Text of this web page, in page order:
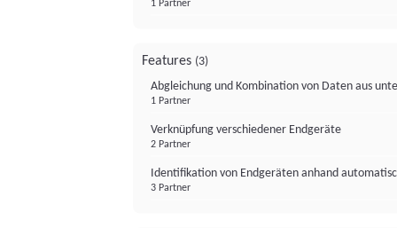
1 Partner
Features (3)
Abgleichung und Kombination von Daten aus
1 Partner
Verknüpfung verschiedener Endgeräte
2 Partner
Identifikation von Endgeräten anhand
3 Partner